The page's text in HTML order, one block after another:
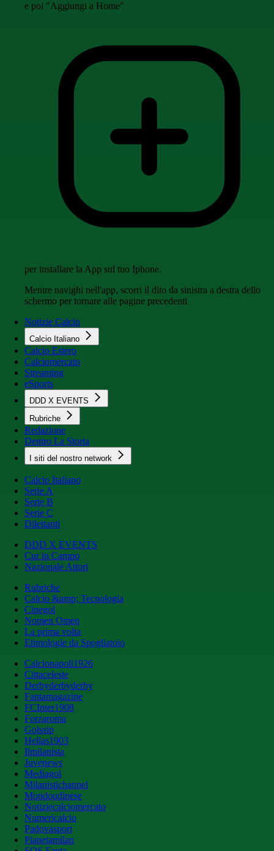
e poi "Aggiungi a Home"
per installare la App sul tuo Iphone.
Mentre navighi nell'app, scorri il dito da sinistra a destra dello
schermo per tornare alle pagine precedenti
Notizie Calcio
Calcio Italiano
Calcio Estero
Calciomercato
Streaming
eSports
DDD X EVENTS
Rubriche
Redazione
Dentro La Storia
I siti del nostro network
Calcio Italiano
Serie A
Serie B
Serie C
Dilettanti
DDD X EVENTS
Cur in Campo
Nazionale Attori
Rubriche
Calcio &amp; Tecnologia
Cinegol
Nomen Omen
La prima volta
Etimologie da Spogliatoio
Calcionapoli1926
Cittaceleste
Derbyderbyderby
Fantamagazine
FCInter1908
Forzaroma
Golssip
Hellas1903
Ilmilanista
Juvenews
Mediagol
Milanistichannel
Mondoudinese
Notiziecalciomercato
Numericalcio
Padovasport
Pianetamilan